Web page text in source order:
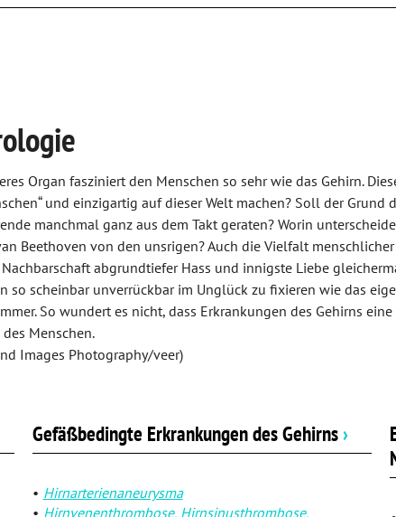
Organ fasziniert den Menschen so sehr wie das Gehirn.
und einzigartig auf dieser Welt machen? Soll der Grund
manchmal ganz aus dem Takt geraten? Worin
Beethoven von den unsrigen? Auch die Vielfalt
abgrundtiefer Hass und innigste Liebe
so scheinbar unverrückbar im Unglück zu fixieren wie das
So wundert es nicht, dass Erkrankungen des Gehirns
Menschen.
Images Photography/veer)
Gefäßbedingte Erkrankungen des Gehirns›
Hirnarterienaneurysma
Hirnvenenthrombose, Hirnsinusthrombose,